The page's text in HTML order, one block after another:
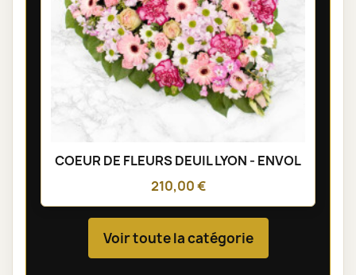
COEUR DE FLEURS DEUIL LYON - ENVOL
210,00 €
Voir toute la catégorie